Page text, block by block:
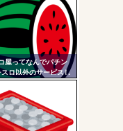
イの人生どれくらい
い出ｗｗｗ
屋ってなんでパチン
スロ以外のサービスし
ないんや？